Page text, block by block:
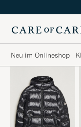
Neu im Onlineshop